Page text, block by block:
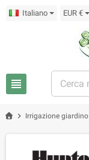
Italiano EUR €
view_headline
chevron_right Irrigazione giardino